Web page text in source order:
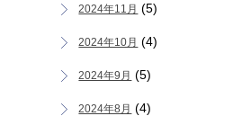
2024年11月 (5)
2024年10月 (4)
2024年9月 (5)
2024年8月 (4)